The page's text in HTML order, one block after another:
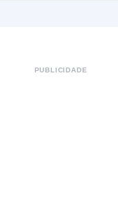
PUBLICIDADE